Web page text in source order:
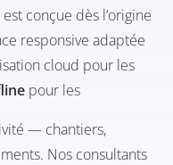
conçue dès l’origine
responsive adaptée
cloud pour les
pour les
— chantiers,
Nos consultants